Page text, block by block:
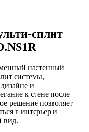
сплит
настенный
системы,
и
к стене после
решение позволяет
в интерьер и
вид.